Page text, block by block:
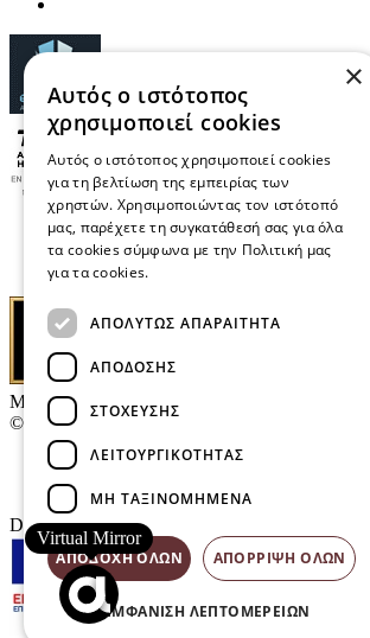
Μαρκάκης Οπτικά
© 2026
Επικοινωνία
E-Volution Awards
Designed & developed by
Virtual Mirror
×
Αυτός ο ιστότοπος
χρησιμοποιεί cookies
Αυτός ο ιστότοπος χρησιμοποιεί cookies
για τη βελτίωση της εμπειρίας των
χρηστών. Χρησιμοποιώντας τον ιστότοπό
μας, παρέχετε τη συγκατάθεσή σας για όλα
τα cookies σύμφωνα με την Πολιτική μας
για τα cookies.
ΑΠΟΛΎΤΩΣ ΑΠΑΡΑΊΤΗΤΑ
ΑΠΌΔΟΣΗΣ
ΣΤΌΧΕΥΣΗΣ
ΛΕΙΤΟΥΡΓΙΚΌΤΗΤΑΣ
ΜΗ ΤΑΞΙΝΟΜΗΜΈΝΑ
ΑΠΟΔΟΧΉ ΌΛΩΝ ΑΠΌΡΡΙΨΗ ΌΛΩΝ
ΕΜΦΆΝΙΣΗ ΛΕΠΤΟΜΕΡΕΙΏΝ